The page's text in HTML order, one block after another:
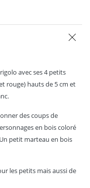
avec ses 4 petits
rouge) hauts de 5 cm et
des coups de
en bois coloré
petit marteau en bois
les petits mais aussi de